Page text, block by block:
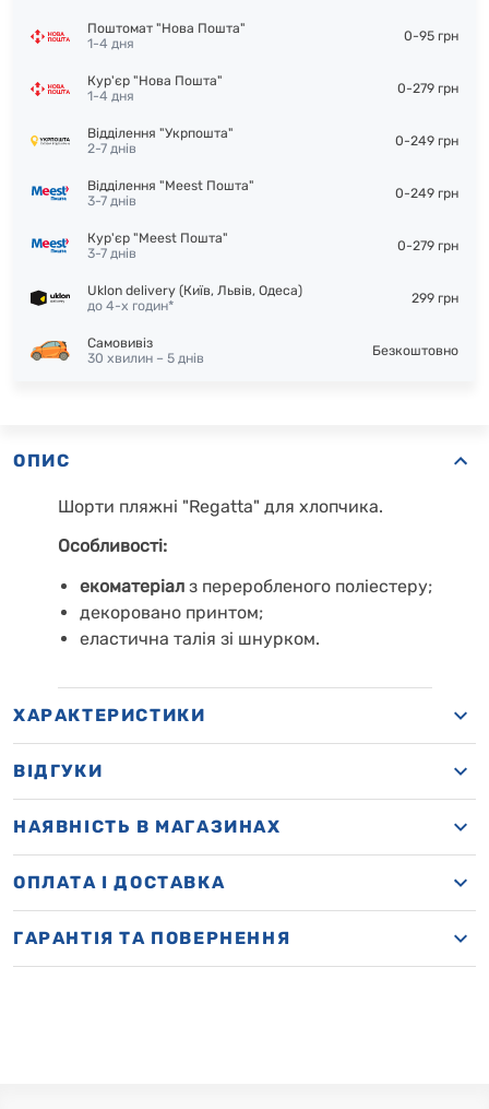
Поштомат "Нова Пошта"
1-4 дня
0-95 грн
Кур'єр "Нова Пошта"
1-4 дня
0-279 грн
Відділення "Укрпошта"
2-7 днів
0-249 грн
Відділення "Meest Пошта"
3-7 днів
0-249 грн
Кур'єр "Meest Пошта"
3-7 днів
0-279 грн
Uklon delivery (Київ, Львів, Одеса)
до 4-х годин*
299 грн
Самовивіз
30 хвилин – 5 днів
Безкоштовно
ОПИС
Шорти пляжні "Regatta" для хлопчика.
Особливості:
екоматеріалз переробленого поліестеру;
декоровано принтом;
еластична талія зі шнурком.
ХАРАКТЕРИСТИКИ
ВІДГУКИ
НАЯВНІСТЬ В МАГАЗИНАХ
OПЛАТА І ДОСТАВКА
ГАРАНТІЯ ТА ПОВЕРНЕННЯ